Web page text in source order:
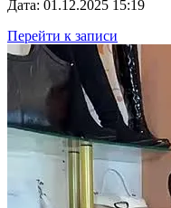
Дата: 01.12.2025 15:19
Перейти к записи